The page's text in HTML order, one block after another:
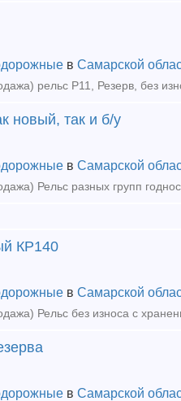
в Самарской
рельс Р11, Резерв, без
новый, так и б/у
в Самарской
Рельс разных групп
КР140
в Самарской
в Самарской